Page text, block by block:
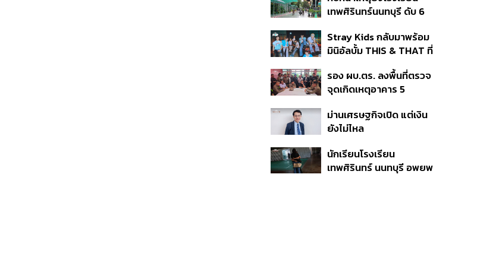
ชี้ผู้ปกครองต้องร่วมรับผิด
เทพศิรินทร์นนทบุรี ดับ 6
ขโมยปืนปู่ก่อเหตุ
Stray Kids กลับมาพร้อม
มินิอัลบั้ม THIS & THAT ที่
หลากหลายของวง
รอง ผบ.ตร. ลงพื้นที่ตรวจ
จุดเกิดเหตุอาคาร 5
ม่านเศรษฐกิจเปิด แต่เงิน
ยังไม่ไหล
นักเรียนโรงเรียน
เทพศิรินทร์ นนทบุรี อพยพ